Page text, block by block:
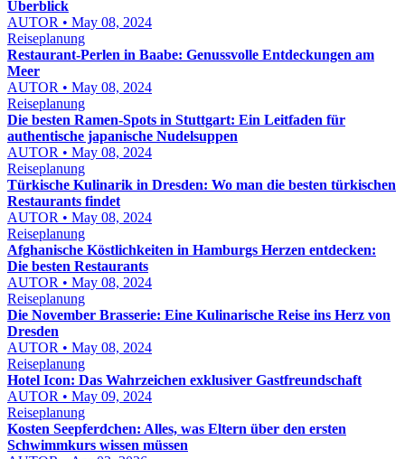
Überblick
AUTOR • May 08, 2024
Reiseplanung
Restaurant-Perlen in Baabe: Genussvolle Entdeckungen am
Meer
AUTOR • May 08, 2024
Reiseplanung
Die besten Ramen-Spots in Stuttgart: Ein Leitfaden für
authentische japanische Nudelsuppen
AUTOR • May 08, 2024
Reiseplanung
Türkische Kulinarik in Dresden: Wo man die besten türkischen
Restaurants findet
AUTOR • May 08, 2024
Reiseplanung
Afghanische Köstlichkeiten in Hamburgs Herzen entdecken:
Die besten Restaurants
AUTOR • May 08, 2024
Reiseplanung
Die November Brasserie: Eine Kulinarische Reise ins Herz von
Dresden
AUTOR • May 08, 2024
Reiseplanung
Hotel Icon: Das Wahrzeichen exklusiver Gastfreundschaft
AUTOR • May 09, 2024
Reiseplanung
Kosten Seepferdchen: Alles, was Eltern über den ersten
Schwimmkurs wissen müssen